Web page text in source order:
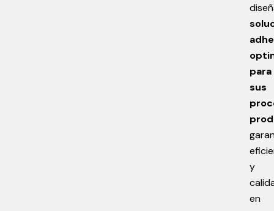
para
sus
y
en